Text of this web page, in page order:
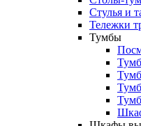
Стулья и
Тележки
Тумбы